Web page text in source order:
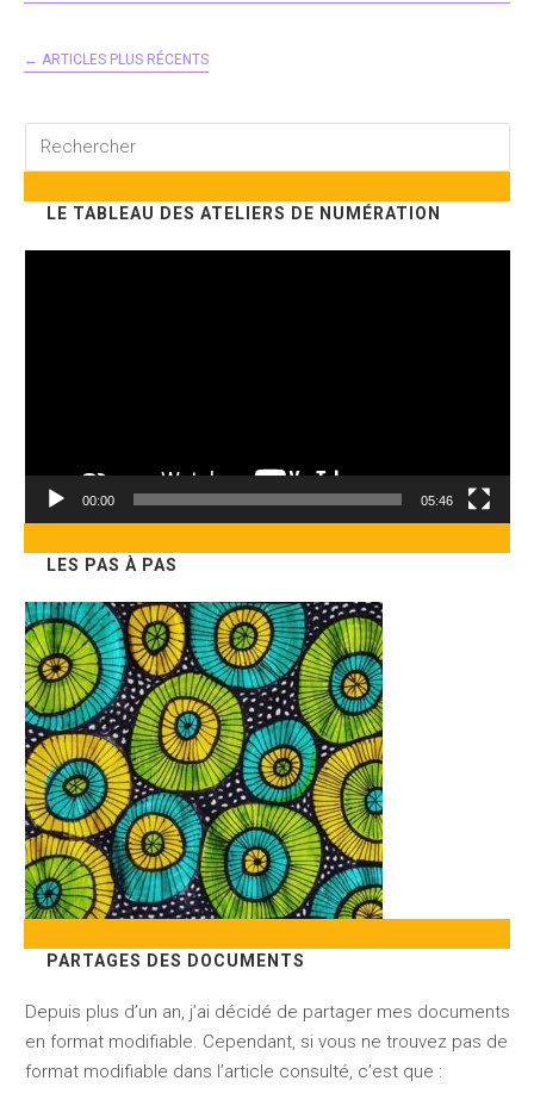
← ARTICLES PLUS RÉCENTS
siteLE TABLEAU DES ATELIERS DE NUMÉRATION
00:00 05:46
LES PAS À PAS
PARTAGES DES DOCUMENTS
Depuis plus d’un an, j’ai décidé de partager mes documents
en format modifiable. Cependant, si vous ne trouvez pas de
format modifiable dans l’article consulté, c’est que :